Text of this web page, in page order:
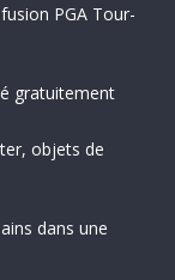
PGA Tour-
gratuitement
objets de
dans une